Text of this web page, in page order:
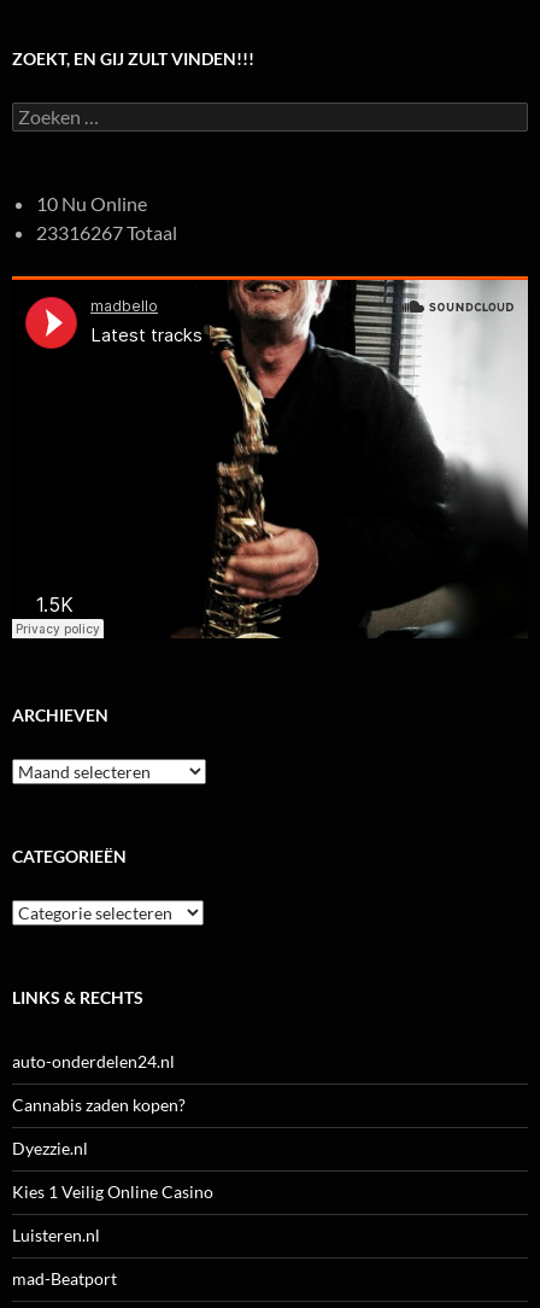
ZOEKT, EN GIJ ZULT VINDEN!!!
Zoeken
naar:
10 Nu Online
23316267 Totaal
ARCHIEVEN
Archieven
CATEGORIEËN
Categorieën
LINKS & RECHTS
auto-onderdelen24.nl
Cannabis zaden kopen?
Dyezzie.nl
Kies 1 Veilig Online Casino
Luisteren.nl
mad-Beatport